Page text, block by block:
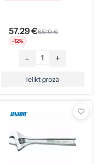
57.29 €65.10 €
-12%
- +
Ielikt grozā